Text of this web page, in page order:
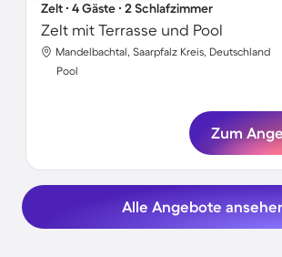
Zelt ∙ 4 Gäste ∙ 2 Schlafzimmer
Zelt mit Terrasse und Pool
Mandelbachtal, Saarpfalz Kreis, Deutschland
Pool
Zum
Alle Angebote